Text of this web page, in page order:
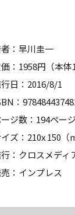
：早川圭一
：1958円（本体
日：2016/8/1
：
ジ数：194ページ
ズ：210x 150（
：クロスメディ
：インプレス